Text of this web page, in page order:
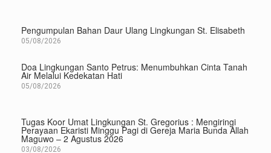
Pengumpulan Bahan Daur Ulang Lingkungan St. Elisabeth
05/08/2026
Doa Lingkungan Santo Petrus: Menumbuhkan Cinta Tanah
Air Melalui Kedekatan Hati
05/08/2026
Tugas Koor Umat Lingkungan St. Gregorius : Mengiringi
Perayaan Ekaristi Minggu Pagi di Gereja Maria Bunda Allah
Maguwo – 2 Agustus 2026
03/08/2026